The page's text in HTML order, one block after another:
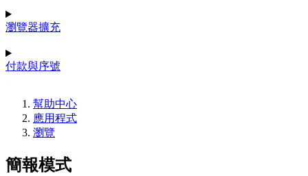
瀏覽器擴充
付款與序號
幫助中心
應用程式
瀏覽
簡報模式